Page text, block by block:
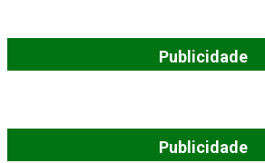
Publicidade
Publicidade